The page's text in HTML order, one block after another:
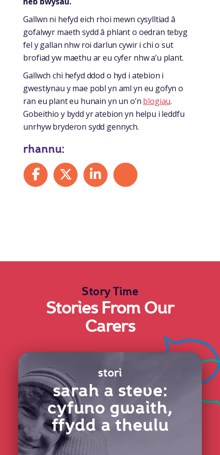
Gallwn ni hefyd eich rhoi mewn cysylltiad â
gofalwyr maeth sydd â phlant o oedran tebyg
fel y gallan nhw roi darlun cywir i chi o sut
brofiad yw maethu ar eu cyfer nhw a’u plant.
Gallwch chi hefyd ddod o hyd i atebion i
gwestiynau y mae pobl yn aml yn eu gofyn o
ran eu plant eu hunain yn un o’n blogiau.
Gobeithio y bydd yr atebion yn helpu i leddfu
unrhyw bryderon sydd gennych.
rhannu:
Share on Facebook
Share on XShare on LinkedIn
Share by mail
Story Time
Stories From Our
Carers
stori
sarah a steve:
cyfuno gwaith,
ffydd a theulu